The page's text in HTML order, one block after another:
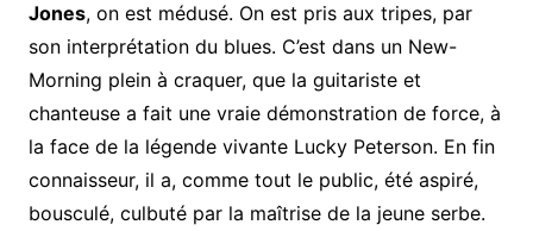
Jones, on est médusé. On est pris aux tripes, par
son interprétation du blues. C’est dans un New-
Morning plein à craquer, que la guitariste et
chanteuse a fait une vraie démonstration de force, à
la face de la légende vivante Lucky Peterson. En fin
connaisseur, il a, comme tout le public, été aspiré,
bousculé, culbuté par la maîtrise de la jeune serbe.